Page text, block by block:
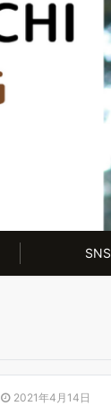
SNS
2021年4月14日